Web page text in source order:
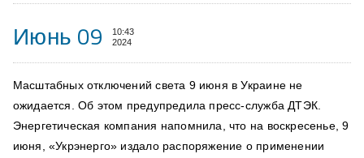
Июнь 09
10:43
2024
Масштабных отключений света 9 июня в Украине не
ожидается. Об этом предупредила пресс-служба ДТЭК.
Энергетическая компания напомнила, что на воскресенье, 9
июня, «Укрэнерго» издало распоряжение о применении